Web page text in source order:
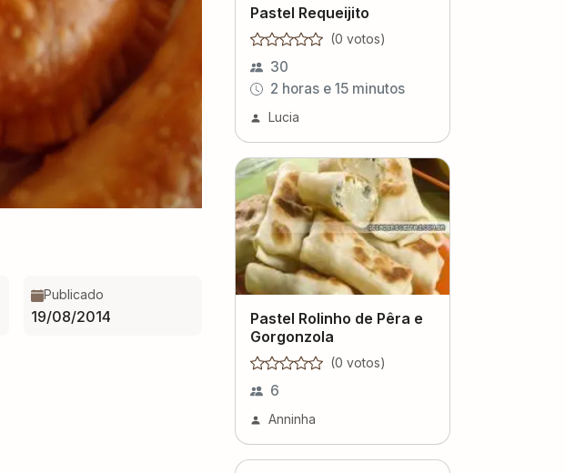
Publicado
19/08/2014
Pastel Requeijito
(0 votos)
30
2 horas e 15 minutos
Lucia
Pastel Rolinho de Pêra e
Gorgonzola
(0 votos)
6
Anninha